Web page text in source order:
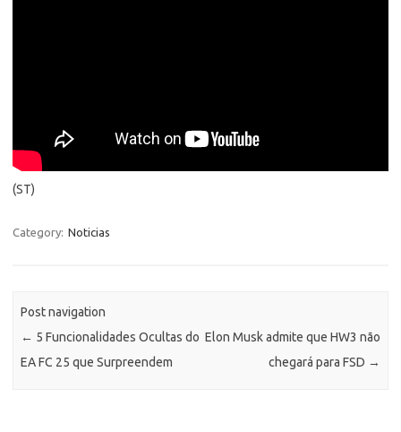
(ST)
Category: Noticias
Post navigation
← 5 Funcionalidades Ocultas do
EA FC 25 que Surpreendem
Elon Musk admite que HW3 não
chegará para FSD →